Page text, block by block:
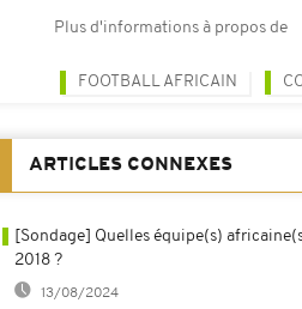
Plus d'informations à propos de
FOOTBALL AFRICAIN
ARTICLES CONNEXES
[Sondage] Quelles équipe(s)
2018 ?
13/08/2024